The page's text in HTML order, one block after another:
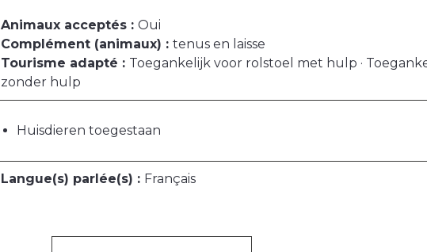
Animaux acceptés : Oui
Complément (animaux) : tenus en laisse
Tourisme adapté : Toegankelijk voor rolstoel met hulp ·
zonder hulp
Huisdieren toegestaan
Langue(s) parlée(s) : Français